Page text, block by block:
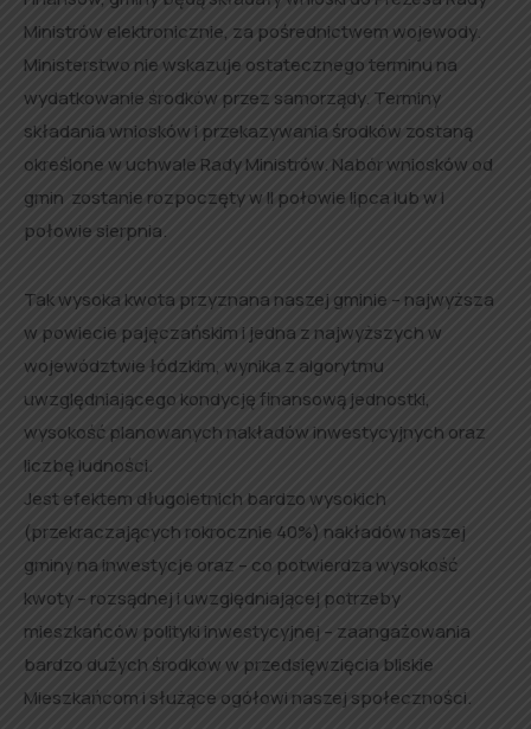
Ministrów elektronicznie, za pośrednictwem wojewody.
Ministerstwo nie wskazuje ostatecznego terminu na
wydatkowanie środków przez samorządy. Terminy
składania wniosków i przekazywania środków zostaną
określone w uchwale Rady Ministrów. Nabór wniosków od
gmin zostanie rozpoczęty w II połowie lipca lub w I
połowie sierpnia.
Tak wysoka kwota przyznana naszej gminie – najwyższa
w powiecie pajęczańskim i jedna z najwyższych w
województwie łódzkim, wynika z algorytmu
uwzględniającego kondycję finansową jednostki,
wysokość planowanych nakładów inwestycyjnych oraz
liczbę ludności.
Jest efektem długoletnich bardzo wysokich
(przekraczających rokrocznie 40%) nakładów naszej
gminy na inwestycje oraz – co potwierdza wysokość
kwoty – rozsądnej i uwzględniającej potrzeby
mieszkańców polityki inwestycyjnej – zaangażowania
bardzo dużych środków w przedsięwzięcia bliskie
Mieszkańcom i służące ogółowi naszej społeczności.